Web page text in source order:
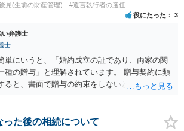
見(生前の財産管理) #遺言執行者の選任
役にたった 3
い弁護士
士
単にいうと、「婚約成立の証であり、両家の関
種の贈与」と理解されています。 贈与契約に類
ると、書面で贈与の約束をしないと相手方は支
ぐれも今後お気をつけください。 弁護士に対応
はありませんが、感情的な理由が強いと思いま
った後の相続について